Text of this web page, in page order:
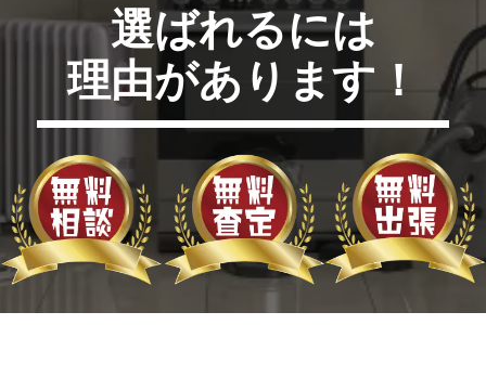
選ばれるには
理由があります！